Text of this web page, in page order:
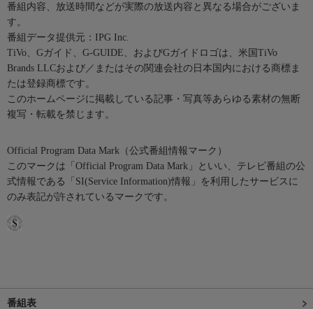
番組内容、放送時間などが実際の放送内容と異なる場合がございま
す。
番組データ提供元：IPG Inc.
TiVo、Gガイド、G-GUIDE、およびGガイドロゴは、米国TiVo
Brands LLCおよび／またはその関連会社の日本国内における商標ま
たは登録商標です。
このホームページに掲載している記事・写真等あらゆる素材の無断
複写・転載を禁じます。
Official Program Data Mark（公式番組情報マーク）
このマークは「Official Program Data Mark」といい、テレビ番組の公
式情報である「SI(Service Information)情報」を利用したサービスに
のみ表記が許されているマークです。
番組表